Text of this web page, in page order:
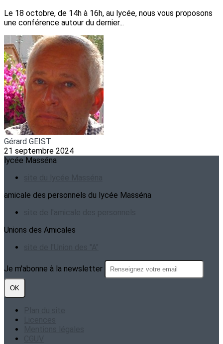
Le 18 octobre, de 14h à 16h, au lycée, nous vous proposons
une conférence autour du dernier...
Gérard GEIST
21 septembre 2024
lycée Masséna
amicale des personnels du lycée Masséna
Unions des Amicales
Je m'abonne à la newsletter
OK